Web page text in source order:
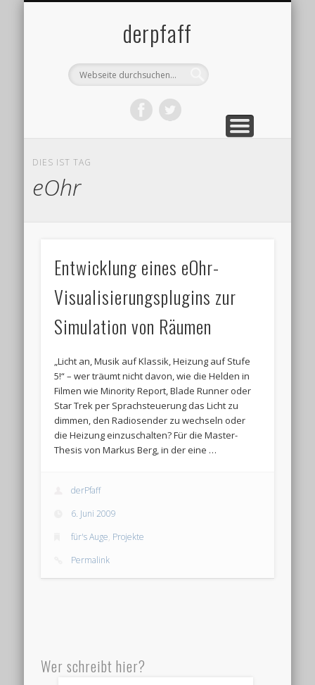
derpfaff
DIES IST TAG
eOhr
Entwicklung eines eOhr-
Visualisierungsplugins zur
Simulation von Räumen
„Licht an, Musik auf Klassik, Heizung auf Stufe
5!“ – wer träumt nicht davon, wie die Helden in
Filmen wie Minority Report, Blade Runner oder
Star Trek per Sprachsteuerung das Licht zu
dimmen, den Radiosender zu wechseln oder
die Heizung einzuschalten? Für die Master-
Thesis von Markus Berg, in der eine …
derPfaff
6. Juni 2009
für's Auge, Projekte
Permalink
Wer schreibt hier?